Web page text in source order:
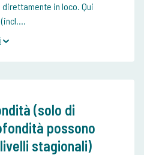
in loco. Qui
(solo di
possono
stagionali)